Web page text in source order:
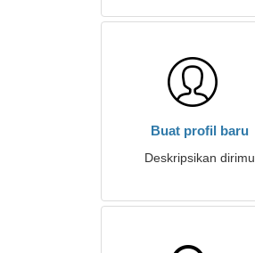
Buat profil baru
Deskripsikan dirimu